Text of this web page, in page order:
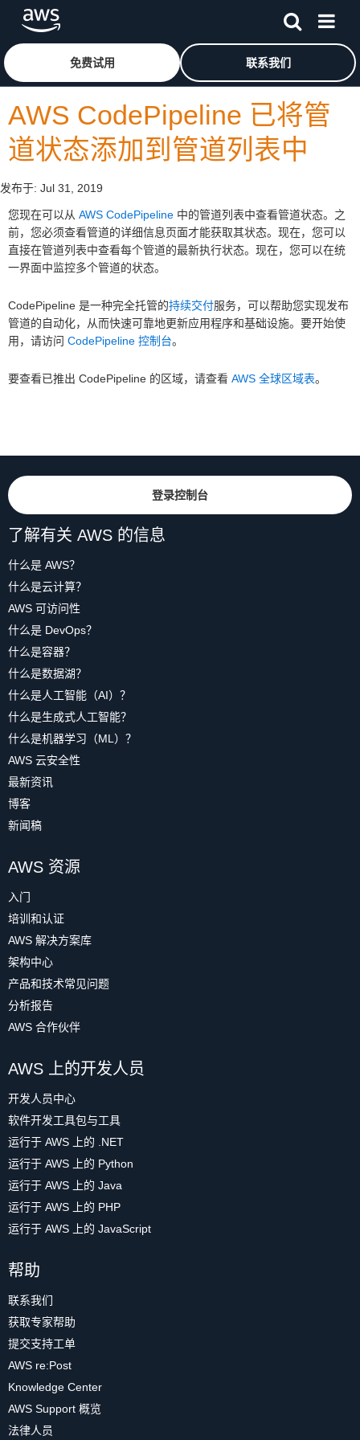
跳至主要内容
免费试用 联系我们
AWS CodePipeline 已将管
道状态添加到管道列表中
发布于: Jul 31, 2019
您现在可以从 AWS CodePipeline 中的管道列表中查看管道状态。之
前，您必须查看管道的详细信息页面才能获取其状态。现在，您可以
直接在管道列表中查看每个管道的最新执行状态。现在，您可以在统
一界面中监控多个管道的状态。
CodePipeline 是一种完全托管的持续交付服务，可以帮助您实现发布
管道的自动化，从而快速可靠地更新应用程序和基础设施。要开始使
用，请访问 CodePipeline 控制台。
要查看已推出 CodePipeline 的区域，请查看 AWS 全球区域表。
登录控制台
了解有关 AWS 的信息
什么是 AWS？
什么是云计算？
AWS 可访问性
什么是 DevOps？
什么是容器？
什么是数据湖？
什么是人工智能（AI）？
什么是生成式人工智能？
什么是机器学习（ML）？
AWS 云安全性
最新资讯
博客
新闻稿
AWS 资源
入门
培训和认证
AWS 解决方案库
架构中心
产品和技术常见问题
分析报告
AWS 合作伙伴
AWS 上的开发人员
开发人员中心
软件开发工具包与工具
运行于 AWS 上的 .NET
运行于 AWS 上的 Python
运行于 AWS 上的 Java
运行于 AWS 上的 PHP
运行于 AWS 上的 JavaScript
帮助
联系我们
获取专家帮助
提交支持工单
AWS re:Post
Knowledge Center
AWS Support 概览
法律人员